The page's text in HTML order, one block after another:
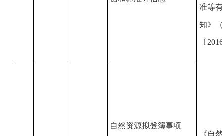
准等
知》
〔
自然资源拟登簿事项
《自